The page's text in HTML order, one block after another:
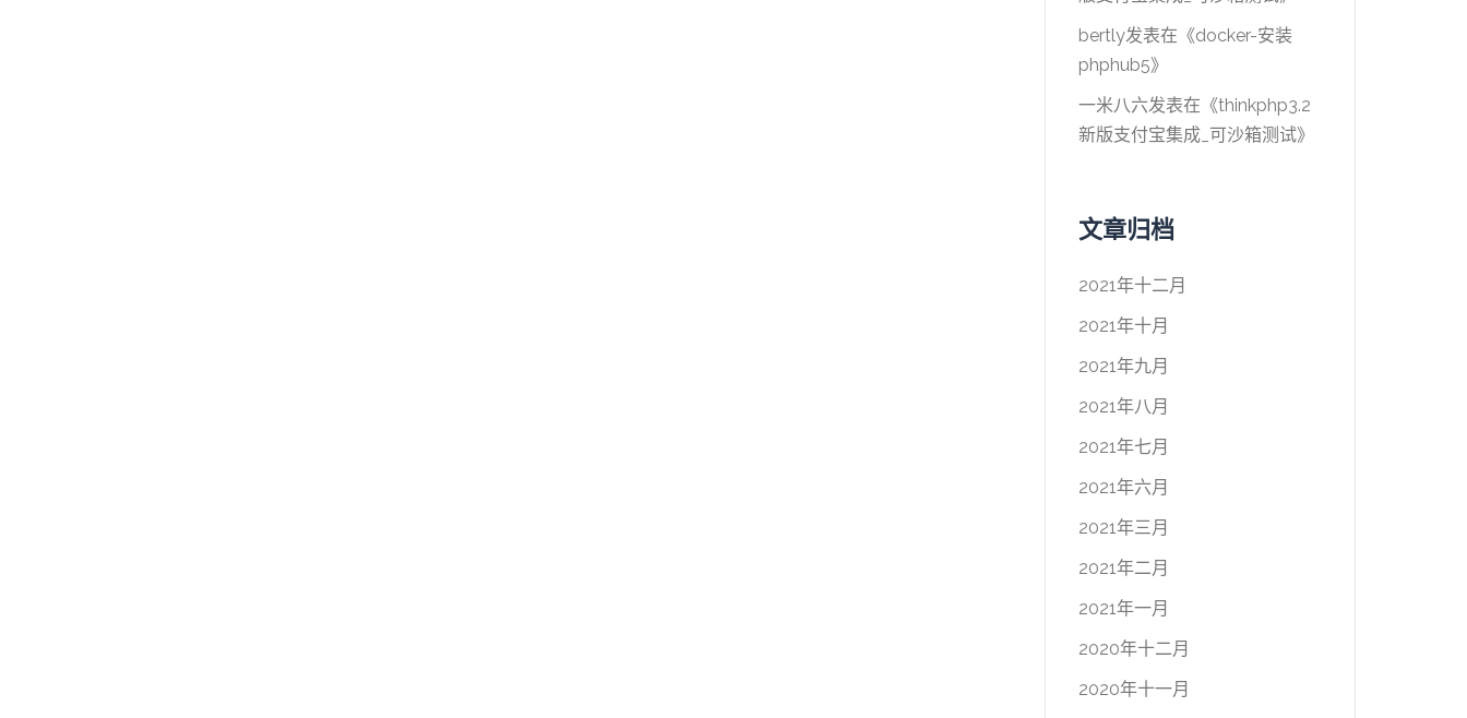
bertly发表在《docker-安装
phphub5》
一米八六发表在《thinkphp3.2
新版支付宝集成_可沙箱测试》
文章归档
2021年十二月
2021年十月
2021年九月
2021年八月
2021年七月
2021年六月
2021年三月
2021年二月
2021年一月
2020年十二月
2020年十一月